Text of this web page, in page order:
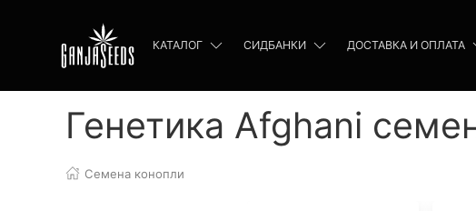
КАТАЛОГ СИДБАНКИ ДОСТАВКА И ОПЛАТА
Генетика Afghani
Семена конопли